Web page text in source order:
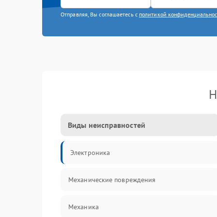
Отправляя, Вы соглашаетесь с политикой
Виды неисправностей
Электроника
Механические повреждения
Механика